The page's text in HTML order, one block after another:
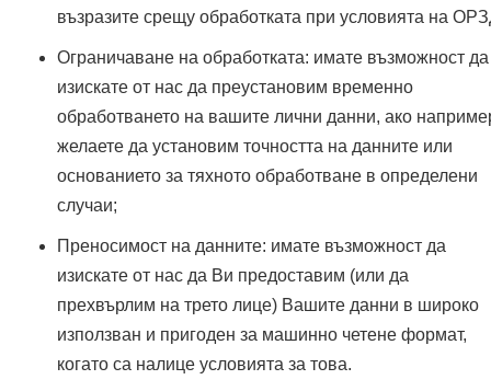
възразите срещу обработката при условията на
Ограничаване на обработката: имате възможност да
изискате от нас да преустановим временно
обработването на вашите лични данни, ако
желаете да установим точността на данните или
основанието за тяхното обработване в определени
случаи;
Преносимост на данните: имате възможност да
изискате от нас да Ви предоставим (или да
прехвърлим на трето лице) Вашите данни в широко
използван и пригоден за машинно четене формат,
когато са налице условията за това.